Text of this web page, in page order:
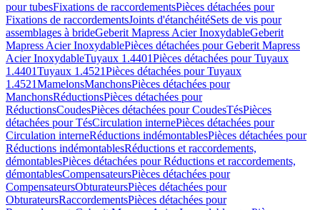
pour tubesFixations de raccordementsPièces détachées pour
Fixations de raccordementsJoints d'étanchéitéSets de vis pour
assemblages à brideGeberit Mapress Acier InoxydableGeberit
Mapress Acier InoxydablePièces détachées pour Geberit Mapress
Acier InoxydableTuyaux 1.4401Pièces détachées pour Tuyaux
1.4401Tuyaux 1.4521Pièces détachées pour Tuyaux
1.4521MamelonsManchonsPièces détachées pour
ManchonsRéductionsPièces détachées pour
RéductionsCoudesPièces détachées pour CoudesTésPièces
détachées pour TésCirculation internePièces détachées pour
Circulation interneRéductions indémontablesPièces détachées pour
Réductions indémontablesRéductions et raccordements,
démontablesPièces détachées pour Réductions et raccordements,
démontablesCompensateursPièces détachées pour
CompensateursObturateursPièces détachées pour
ObturateursRaccordementsPièces détachées pour